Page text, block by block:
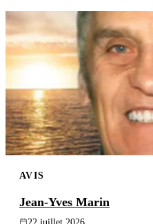
AVIS
Jean-Yves Marin